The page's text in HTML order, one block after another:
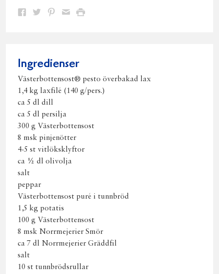
Dela Dela Dela DelaSkriv
Ingredienser
Västerbottensost® pesto överbakad lax
1,4 kg laxfilé (140 g/pers.)
ca 5 dl dill
ca 5 dl persilja
300 g Västerbottensost
8 msk pinjenötter
4-5 st vitlöksklyftor
ca ½ dl olivolja
salt
peppar
Västerbottensost puré i tunnbröd
1,5 kg potatis
100 g Västerbottensost
8 msk Norrmejerier Smör
ca 7 dl Norrmejerier Gräddfil
salt
10 st tunnbrödsrullar